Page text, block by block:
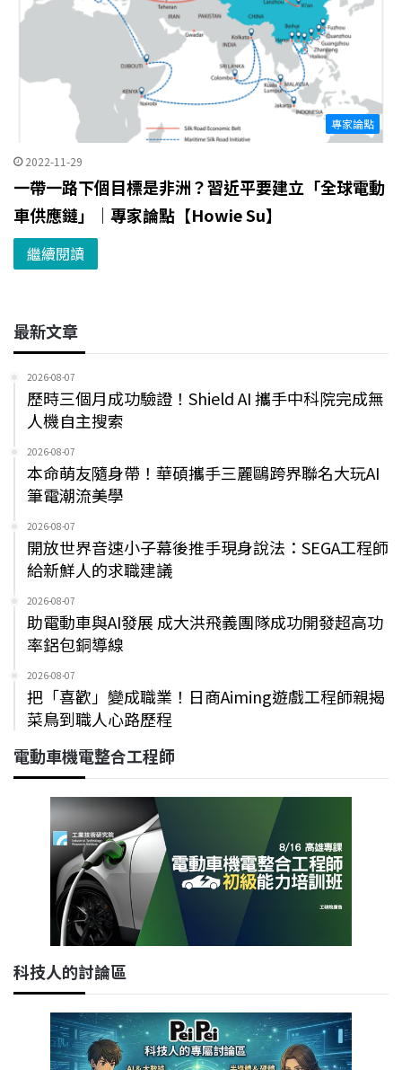
專家論點
2022-11-29
一帶一路下個目標是非洲？習近平要建立「全球電動
車供應鏈」｜專家論點【Howie Su】
繼續閱讀
最新文章
2026-08-07
歷時三個月成功驗證！Shield AI 攜手中科院完成無
人機自主搜索
2026-08-07
本命萌友隨身帶！華碩攜手三麗鷗跨界聯名大玩AI
筆電潮流美學
2026-08-07
開放世界音速小子幕後推手現身說法：SEGA工程師
給新鮮人的求職建議
2026-08-07
助電動車與AI發展 成大洪飛義團隊成功開發超高功
率鋁包銅導線
2026-08-07
把「喜歡」變成職業！日商Aiming遊戲工程師親揭
菜鳥到職人心路歷程
電動車機電整合工程師
科技人的討論區